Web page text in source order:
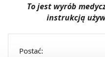
To jest wyrób
instrukcją
Postać: